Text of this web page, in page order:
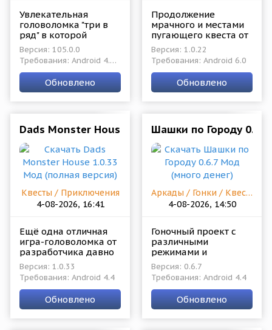
Увлекательная
головоломка "три в
ряд" в которой
главный герой
обладающий
магическими
способностями
прибудет в город
Версия: 105.0.0
Требования: Android 4.0.3
Обновлено
Продолжение
мрачного и местами
пугающего квеста от
CottonGame. Главный
герой не успел
выпутаться из
проблем первой
части, как снова
Версия: 1.0.22
Требования: Android 6.0
Обновлено
Dads Monster House 1.0.33 Мод (полная версия)
Квесты / Приключения
4-08-2026, 16:41
Ещё одна отличная
игра-головоломка от
разработчика давно
зарекомендовавшего
себя только с самой
положительной
стороны. Поклонники
Версия: 1.0.33
Требования: Android 4.4
Обновлено
Шашки по Городу
Аркады / Гонки / Квесты / Симуляторы
4-08-2026, 14:50
Гоночный проект с
различными
режимами и
задачами. Есть
механика движения
по прямой, в плотном
транспортном потоке
и с обязательными
Версия: 0.6.7
Требования: Android 4.4
Обновлено